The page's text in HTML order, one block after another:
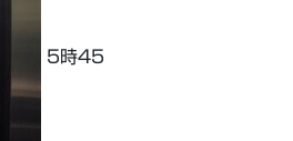
5時45